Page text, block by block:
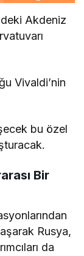
Akdeniz
Vivaldi’nin
bu özel
Bir
aşarak Rusya,
da